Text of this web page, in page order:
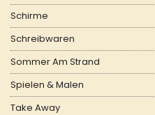
Schirme
Schreibwaren
Sommer Am Strand
Spielen & Malen
Take Away